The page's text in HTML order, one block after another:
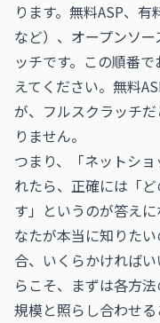
ります。無料ASP、
など）、オープンソ
ッチです。この順番
えてください。無料
が、フルスクラッチだ
りません。
つまり、「ネットシ
れたら、正確には「
す」というのが答え
なたが本当に知りた
合、いくらかければ
らこそ、まずは各方
規模と照らし合わせる